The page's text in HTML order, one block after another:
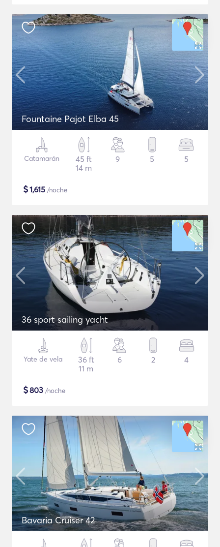
Fountaine Pajot Elba 45
Catamarán
45 ft
14 m
9 5 5
$1,615 /noche
36 sport sailing yacht
Yate de vela
36 ft
11 m
6 2 4
$803 /noche
Bavaria Cruiser 42